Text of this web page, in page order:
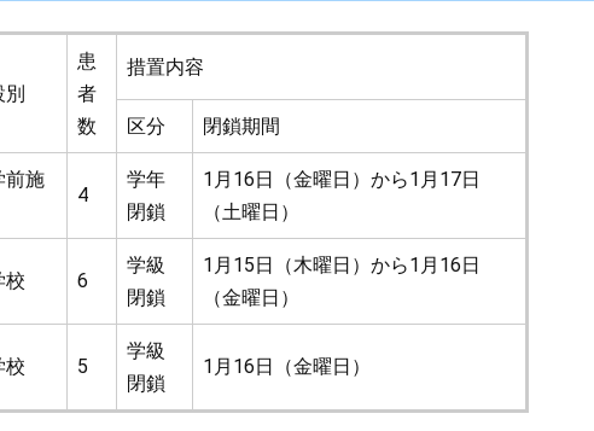
別
患
者
数
措置内容
区分 閉鎖期間
前施
4
学年
閉鎖
1月16日（金曜日）から1月17日
（土曜日）
校 6
学級
閉鎖
1月15日（木曜日）から1月16日
（金曜日）
校 5
学級
閉鎖
1月16日（金曜日）